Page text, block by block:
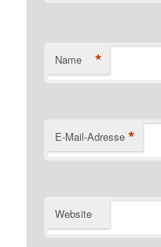
Name *
E-Mail-Adresse *
Website